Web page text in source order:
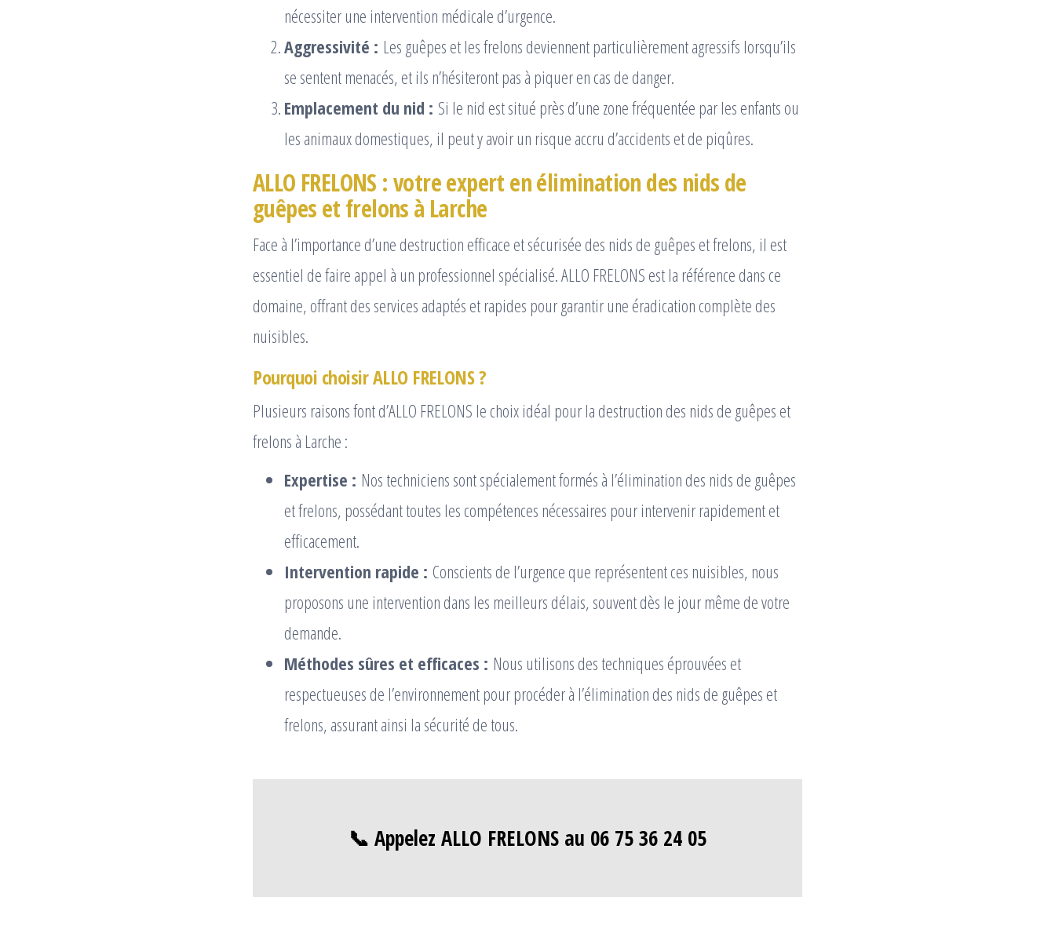
nécessiter une intervention médicale d’urgence.
Aggressivité : Les guêpes et les frelons deviennent particulièrement agressifs lorsqu’ils
se sentent menacés, et ils n’hésiteront pas à piquer en cas de danger.
Emplacement du nid : Si le nid est situé près d’une zone fréquentée par les enfants ou
les animaux domestiques, il peut y avoir un risque accru d’accidents et de piqûres.
ALLO FRELONS : votre expert en élimination des nids de
guêpes et frelons à Larche
Face à l’importance d’une destruction efficace et sécurisée des nids de guêpes et frelons, il est
essentiel de faire appel à un professionnel spécialisé. ALLO FRELONS est la référence dans ce
domaine, offrant des services adaptés et rapides pour garantir une éradication complète des
nuisibles.
Pourquoi choisir ALLO FRELONS ?
Plusieurs raisons font d’ALLO FRELONS le choix idéal pour la destruction des nids de guêpes et
frelons à Larche :
Expertise : Nos techniciens sont spécialement formés à l’élimination des nids de guêpes
et frelons, possédant toutes les compétences nécessaires pour intervenir rapidement et
efficacement.
Intervention rapide : Conscients de l’urgence que représentent ces nuisibles, nous
proposons une intervention dans les meilleurs délais, souvent dès le jour même de votre
demande.
Méthodes sûres et efficaces : Nous utilisons des techniques éprouvées et
respectueuses de l’environnement pour procéder à l’élimination des nids de guêpes et
frelons, assurant ainsi la sécurité de tous.
📞 Appelez ALLO FRELONS au 06 75 36 24 05